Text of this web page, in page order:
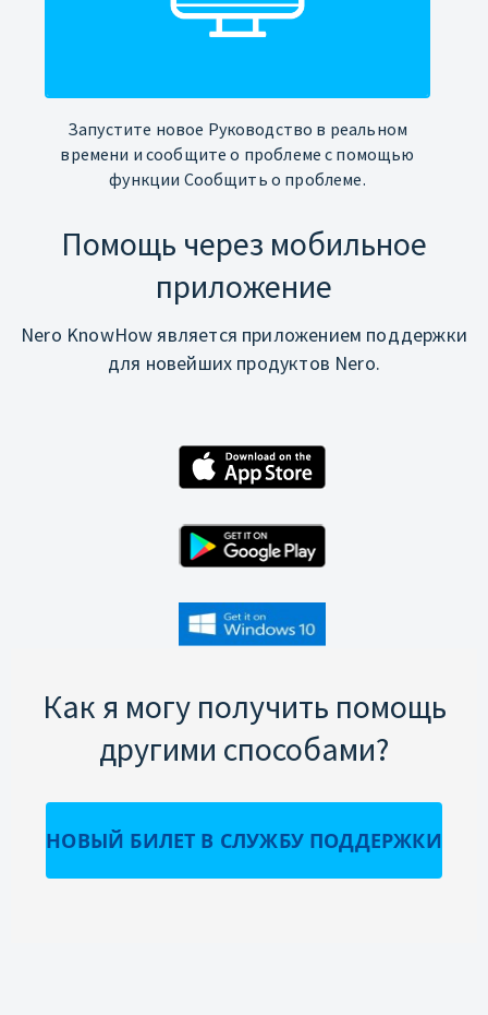
Запустите новое Руководство в реальном
времени и сообщите о проблеме с помощью
функции Сообщить о проблеме.
Помощь через мобильное
приложение
Nero KnowHow является приложением поддержки
для новейших продуктов Nero.
Как я могу получить помощь
другими способами?
НОВЫЙ БИЛЕТ В СЛУЖБУ ПОДДЕРЖКИ